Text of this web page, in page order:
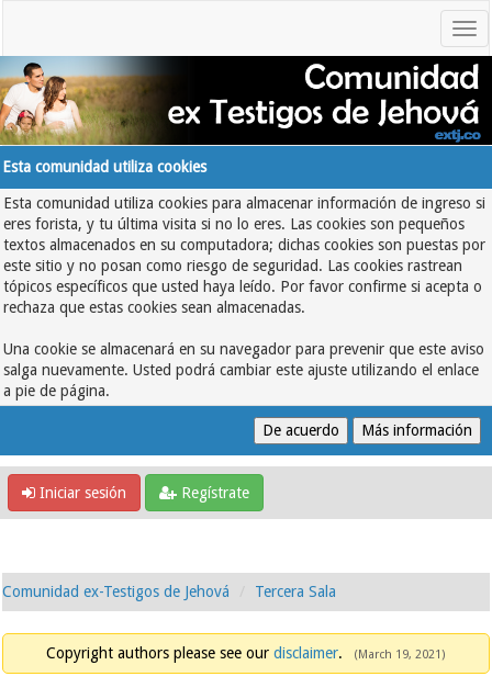
Esta comunidad utiliza cookies
Esta comunidad utiliza cookies para almacenar información de ingreso si
eres forista, y tu última visita si no lo eres. Las cookies son pequeños
textos almacenados en su computadora; dichas cookies son puestas por
este sitio y no posan como riesgo de seguridad. Las cookies rastrean
tópicos específicos que usted haya leído. Por favor confirme si acepta o
rechaza que estas cookies sean almacenadas.
Una cookie se almacenará en su navegador para prevenir que este aviso
salga nuevamente. Usted podrá cambiar este ajuste utilizando el enlace
a pie de página.
Iniciar sesión Regístrate
Comunidad ex-Testigos de Jehová Tercera Sala
Copyright authors please see our disclaimer. (March 19, 2021)